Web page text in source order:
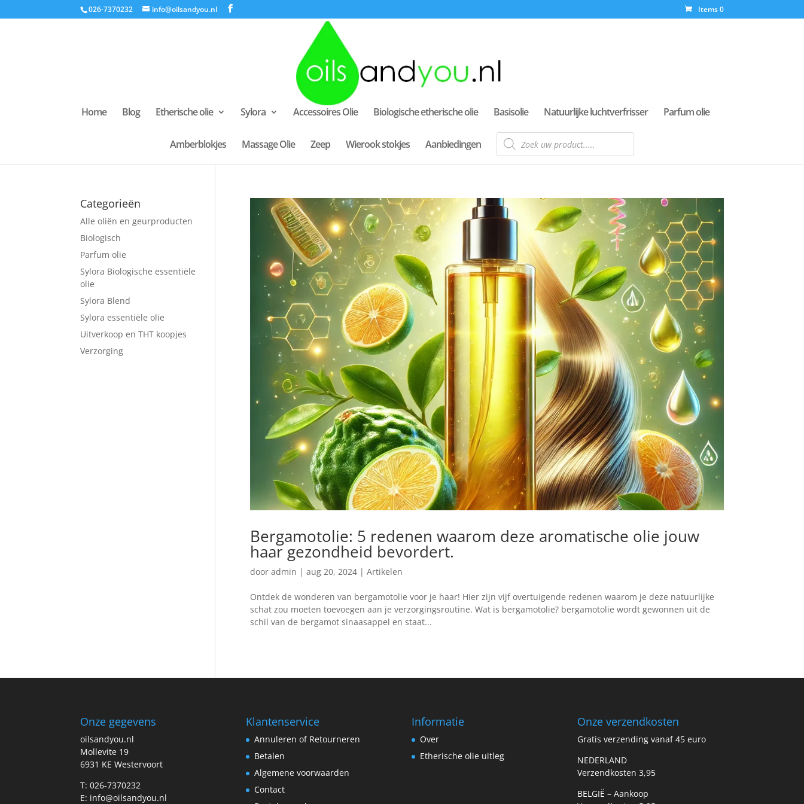
026-7370232 info@oilsandyou.nl Items 0
Home Blog Etherische olie Sylora Accessoires Olie Biologische etherische olie Basisolie Natuurlijke luchtverfrisser Parfum olie
Amberblokjes Massage Olie Zeep Wierook stokjes Aanbiedingen
Producten
zoeken
Bergamotolie: 5 redenen waarom deze aromatische olie jouw
haar gezondheid bevordert.
door admin | aug 20, 2024| Artikelen
Ontdek de wonderen van bergamotolie voor je haar! Hier zijn vijf overtuigende redenen waarom je deze natuurlijke
schat zou moeten toevoegen aan je verzorgingsroutine. Wat is bergamotolie? bergamotolie wordt gewonnen uit de
schil van de bergamot sinaasappel en staat...
Categorieën
Alle oliën en geurproducten
Biologisch
Parfum olie
Sylora Biologische essentiële
olie
Sylora Blend
Sylora essentiële olie
Uitverkoop en THT koopjes
Verzorging
Onze gegevens
oilsandyou.nl
Mollevite 19
6931 KE Westervoort
T: 026-7370232
E: info@oilsandyou.nl
Klantenservice
Annuleren of Retourneren
Betalen
Algemene voorwaarden
Contact
Informatie
Over
Etherische olie uitleg
Onze verzendkosten
Gratis verzending vanaf 45 euro
NEDERLAND
Verzendkosten 3,95
BELGIË – Aankoop